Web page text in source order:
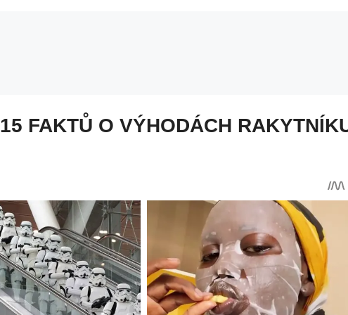
15 FAKTŮ O VÝHODÁCH